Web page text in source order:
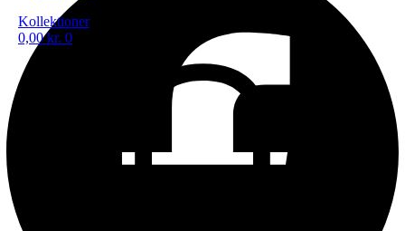
Kollektioner
0,00kr. 0